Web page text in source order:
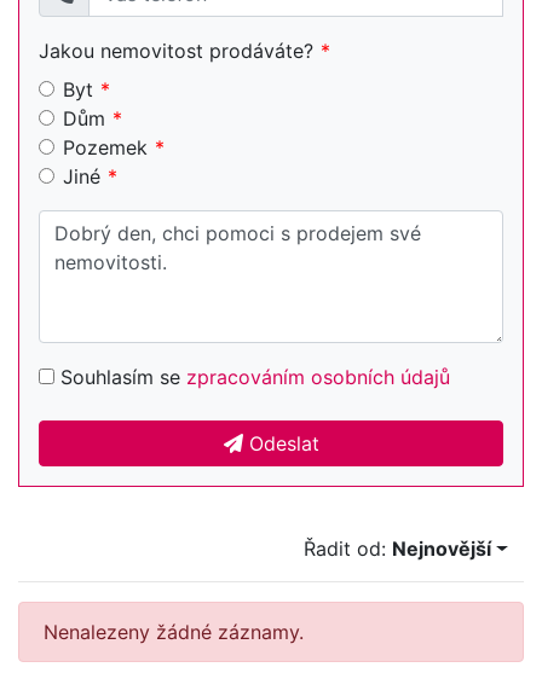
Jakou nemovitost prodáváte?
Byt
Dům
Pozemek
Jiné
Souhlasím se zpracováním osobních údajů
Odeslat
Řadit od: Nejnovější
Nenalezeny žádné záznamy.